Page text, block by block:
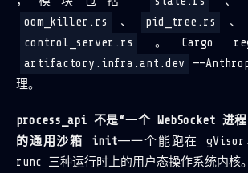
oom_killer.rs
、 pid_tree.rs 、
control_server.rs
。Cargo
artifactory.infra.ant.dev
理。
process_api 不是“一个 WebSocket 进
的通用沙箱 init——一个能跑在 gVisor
runc 三种运行时上的用户态操作系统内核。